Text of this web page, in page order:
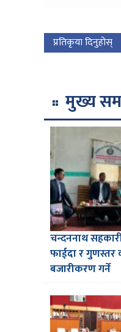
प्रतिकृया दिनुहोस्
मुख्य
चन्दननाथ
फाईदा र गुणस्तर
बजारीकरण गर्ने